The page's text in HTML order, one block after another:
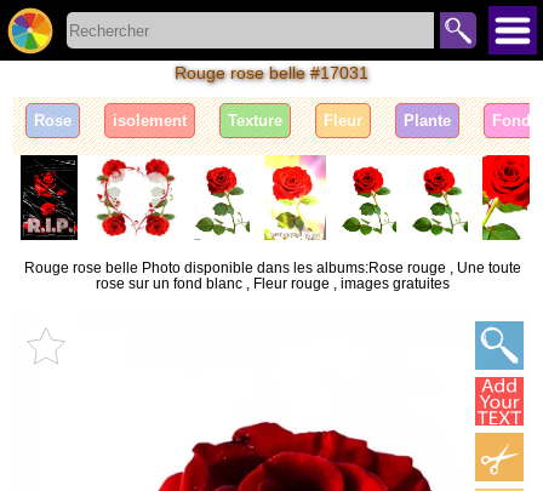
Rouge rose belle #17031
Rose isolement Texture Fleur Plante Fond
Rouge rose belle Photo disponible dans les albums:Rose rouge , Une toute
rose sur un fond blanc , Fleur rouge , images gratuites